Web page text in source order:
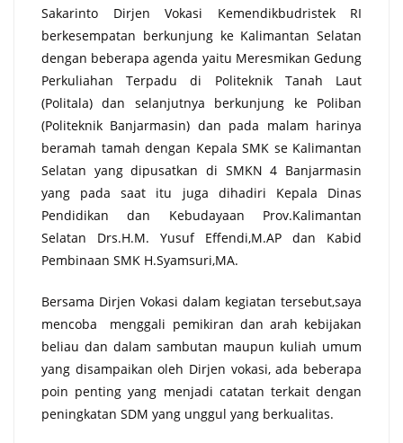
Sakarinto Dirjen Vokasi Kemendikbudristek RI
berkesempatan berkunjung ke Kalimantan Selatan
dengan beberapa agenda yaitu Meresmikan Gedung
Perkuliahan Terpadu di Politeknik Tanah Laut
(Politala) dan selanjutnya berkunjung ke Poliban
(Politeknik Banjarmasin) dan pada malam harinya
beramah tamah dengan Kepala SMK se Kalimantan
Selatan yang dipusatkan di SMKN 4 Banjarmasin
yang pada saat itu juga dihadiri Kepala Dinas
Pendidikan dan Kebudayaan Prov.Kalimantan
Selatan Drs.H.M. Yusuf Effendi,M.AP dan Kabid
Pembinaan SMK H.Syamsuri,MA.
Bersama Dirjen Vokasi dalam kegiatan tersebut,saya
mencoba menggali pemikiran dan arah kebijakan
beliau dan dalam sambutan maupun kuliah umum
yang disampaikan oleh Dirjen vokasi, ada beberapa
poin penting yang menjadi catatan terkait dengan
peningkatan SDM yang unggul yang berkualitas.